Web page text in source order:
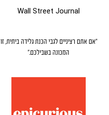
Wall Street Journal
"אם אתם רציניים לגבי הכנת גלידה ביתית, זו
המכונה בשבילכם."